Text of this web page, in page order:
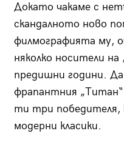
Докато чакаме с
скандалното ново
филмографията му,
няколко носители
предишни години.
фрапантния
ти три победителя,
модерни класики.